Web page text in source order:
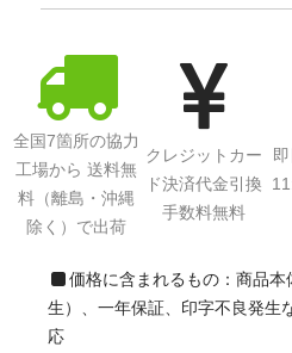
全国7箇所の協力
工場から 送料無
料（離島・沖縄
除く）で出荷
クレジットカー
ド決済代金引換
手数料無料
価格に含まれるもの：商品
生）、一年保証、印字不良発生
応